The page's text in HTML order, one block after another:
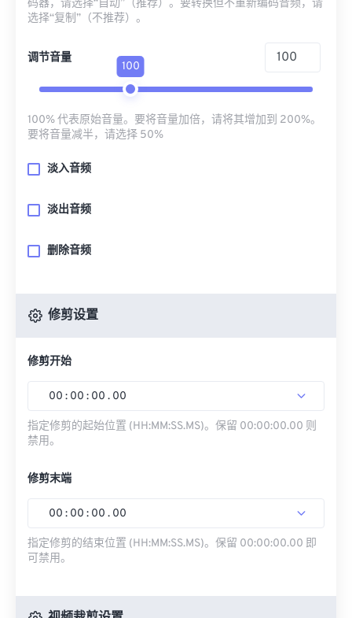
码器，请选择“自动”（推荐）。要转换但不重新编码音频，请
选择“复制”（不推荐）。
调节音量
100
100% 代表原始音量。要将音量加倍，请将其增加到 200%。
要将音量减半，请选择 50%
淡入音频
淡出音频
删除音频
修剪设置
修剪开始
00 : 00 : 00 . 00
指定修剪的起始位置 (HH:MM:SS.MS)。保留 00:00:00.00 则
禁用。
修剪末端
00 : 00 : 00 . 00
指定修剪的结束位置 (HH:MM:SS.MS)。保留 00:00:00.00 即
可禁用。